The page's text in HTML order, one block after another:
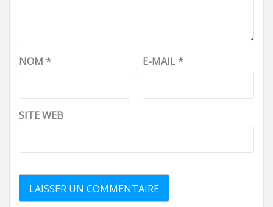
NOM * E-MAIL*
SITE WEB